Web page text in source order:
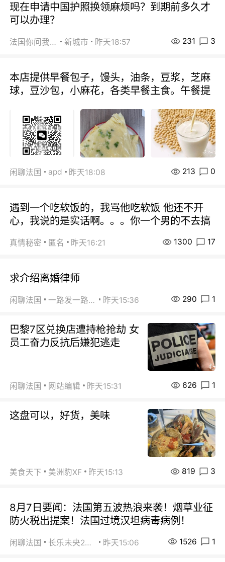
现在申请中国护照换领麻烦吗？到期前多久才
可以办理？
法国你问我答 新城市 昨天18:57 231 3
本店提供早餐包子，馒头，油条，豆浆，芝麻
球，豆沙包，小麻花，各类早餐主食。午餐提
闲聊法国 apd 昨天18:08 213 0
遇到一个吃软饭的，我骂他吃软饭 他还不开
心，我说的是实话啊。。。你一个男的不去搞
真情秘密 匿名 昨天16:21 1300 17
求介绍离婚律师
闲聊法国 一路发一路发 昨天15:36 290 1
巴黎7区兑换店遭持枪抢劫 女
员工奋力反抗后嫌犯逃走
闲聊法国 网站编辑 昨天15:31 626 1
这盘可以，好货，美味
美食天下 美洲豹XF 昨天15:13 819 3
8月7日要闻：法国第五波热浪来袭！烟草业征
防火税出提案！法国过境汉坦病毒病例！
闲聊法国 长乐未央2015 昨天15:06 1526 1